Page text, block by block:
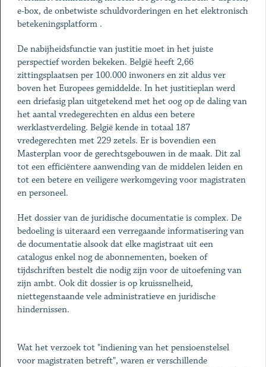
e-box, de onbetwiste schuldvorderingen en het elektronisch
betekeningsplatform .
De nabijheidsfunctie van justitie moet in het juiste
perspectief worden bekeken. België heeft 2,66
zittingsplaatsen per 100.000 inwoners en zit aldus ver
boven het Europees gemiddelde. In het justitieplan werd
een driefasig plan uitgetekend met het oog op de daling van
het aantal vredegerechten en aldus een betere
werklastverdeling. België kende in totaal 187
vredegerechten met 229 zetels. Er is bovendien een
Masterplan voor de gerechtsgebouwen in de maak. Dit zal
tot een efficiëntere aanwending van de middelen leiden en
tot een betere en veiligere werkomgeving voor magistraten
en personeel.
Het dossier van de juridische documentatie is complex. De
bedoeling is uiteraard een verregaande informatisering van
de documentatie alsook dat elke magistraat uit een
catalogus enkel nog de abonnementen, boeken of
tijdschriften bestelt die nodig zijn voor de uitoefening van
zijn ambt. Ook dit dossier is op kruissnelheid,
niettegenstaande vele administratieve en juridische
hindernissen.
Wat het verzoek tot "indiening van het pensioenstelsel
voor magistraten betreft", waren er verschillende